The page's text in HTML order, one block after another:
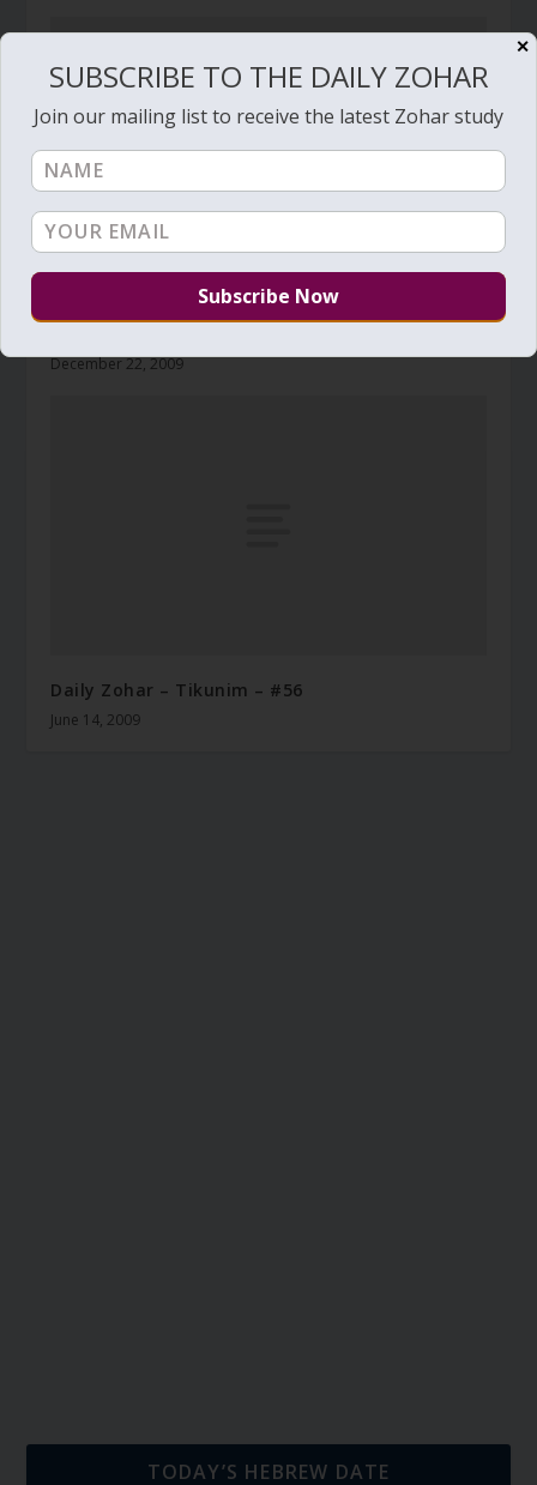
December 22, 2009
Daily Zohar – Tikunim – #56
June 14, 2009
TODAY’S HEBREW DATE
✕
SUBSCRIBE TO THE DAILY ZOHAR
Join our mailing list to receive the latest Zohar study